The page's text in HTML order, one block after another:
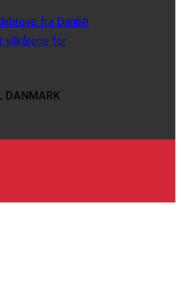
fra Danish
vilkårene for
DANMARK